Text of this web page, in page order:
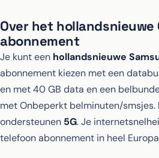
Over het hollandsnieuwe
abonnement
Je kunt een hollandsnieuwe
abonnement kiezen met een
en met 40 GB data en een
met Onbeperkt belminuten/smsjes.
ondersteunen 5G. Je
telefoon abonnement in heel